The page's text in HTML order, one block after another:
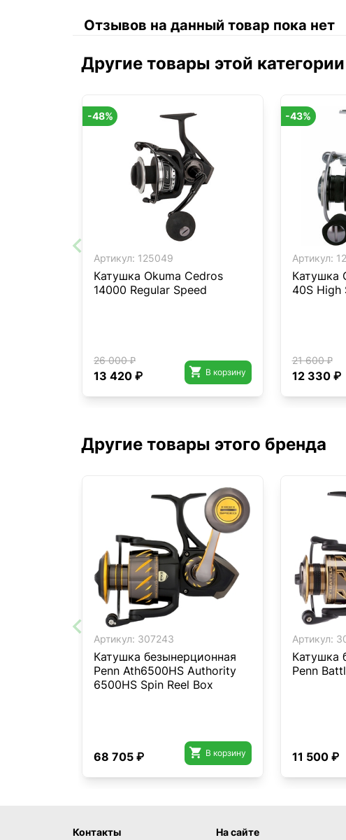
Отзывов на данный товар пока нет
Другие товары этой категории
Артикул: 125049
Катушка Okuma Cedros
14000 Regular Speed
26 000 ₽
13 420 ₽  В корзину
-48%
Артикул:
Катушка
40S High
21 600 ₽
12 330 ₽
-43%
Другие товары этого бренда
Артикул: 307243
Катушка безынерционная
Penn Ath6500HS Authority
6500HS Spin Reel Box
68 705 ₽  В корзину
Артикул:
Катушка
Penn
11 500 ₽
Контакты На сайте